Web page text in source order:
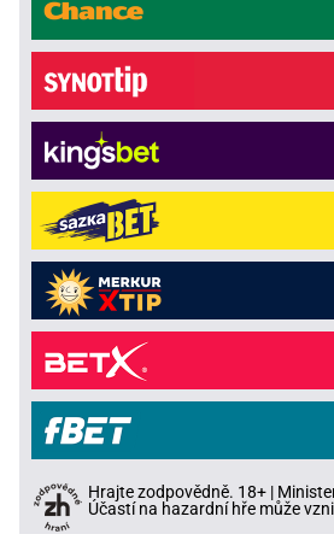
Hrajte zodpovědně. 18+ |
Účastí na hazardní hře může